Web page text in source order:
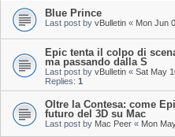
Blue Prince
Last post by vBulletin « Mon Jun
Epic tenta il colpo di
ma passando dalla S
Last post by vBulletin « Sat May
Replies: 1
Oltre la Contesa: come
futuro del 3D su Mac
Last post by Mac Peer « Mon